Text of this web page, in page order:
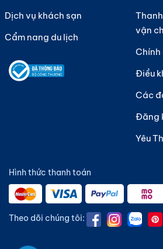
Dịch vụ khách sạn
Cẩm nang du lịch
vận
Điều
Các
Đăng
Yêu
Hình thức thanh toán
Theo dõi chúng tôi: